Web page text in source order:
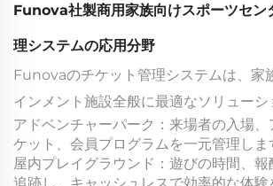
Funova社製商用家族向けスポーツセン
理システムの応用分野
Funovaのチケット管理システムは、家
インメント施設全般に最適なソリューシ
アドベンチャーパーク：来場者の入場
ケット、会員プログラムを一元管理しま
屋内プレイグラウンド：遊びの時間、
追跡し、キャッシュレスで効率的な体験